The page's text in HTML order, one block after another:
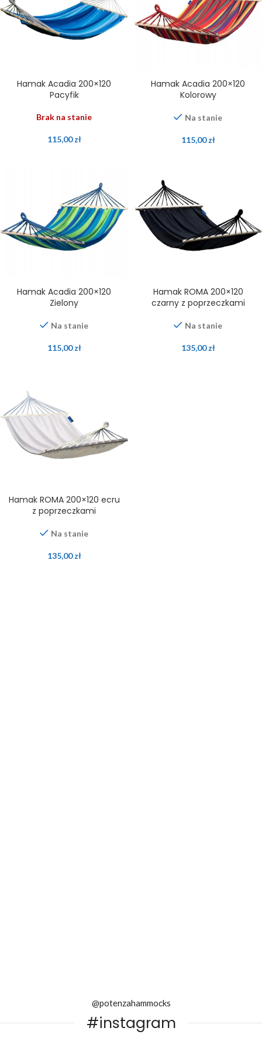
Hamak Acadia 200×120
Pacyfik
Brak na stanie
115,00zł
Hamak Acadia 200×120
Kolorowy
Na stanie
115,00zł
Hamak Acadia 200×120
Zielony
Na stanie
115,00zł
Hamak ROMA 200×120
czarny z poprzeczkami
Na stanie
135,00zł
Hamak ROMA 200×120 ecru
z poprzeczkami
Na stanie
135,00zł
@potenzahammocks
#instagram